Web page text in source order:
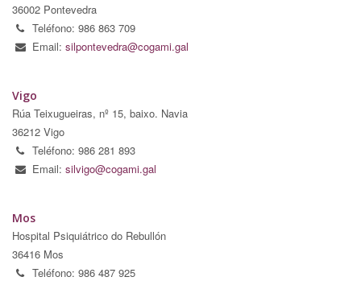
36002 Pontevedra
Teléfono: 986 863 709
Email: silpontevedra@cogami.gal
Vigo
Rúa Teixugueiras, nº 15, baixo. Navia
36212 Vigo
Teléfono: 986 281 893
Email: silvigo@cogami.gal
Mos
Hospital Psiquiátrico do Rebullón
36416 Mos
Teléfono: 986 487 925